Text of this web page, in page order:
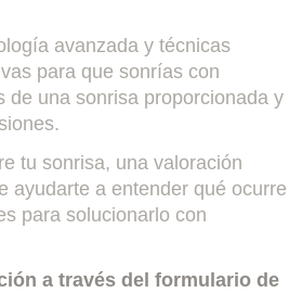
avanzada y técnicas
para que sonrías con
de una sonrisa proporcionada y
tu sonrisa, una valoración
ayudarte a entender qué ocurre
para solucionarlo con
a través del formulario de